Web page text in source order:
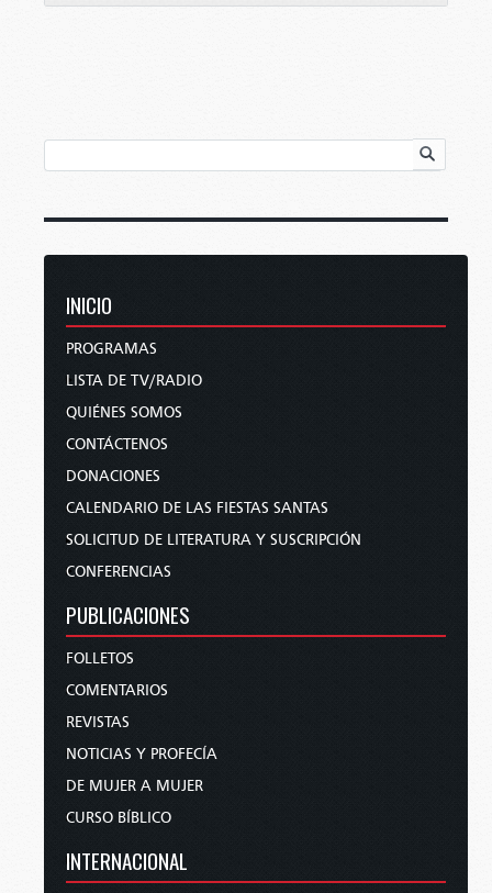
INICIO
PROGRAMAS
LISTA DE TV/RADIO
QUIÉNES SOMOS
CONTÁCTENOS
DONACIONES
CALENDARIO DE LAS FIESTAS SANTAS
SOLICITUD DE LITERATURA Y SUSCRIPCIÓN
CONFERENCIAS
PUBLICACIONES
FOLLETOS
COMENTARIOS
REVISTAS
NOTICIAS Y PROFECÍA
DE MUJER A MUJER
CURSO BÍBLICO
INTERNACIONAL